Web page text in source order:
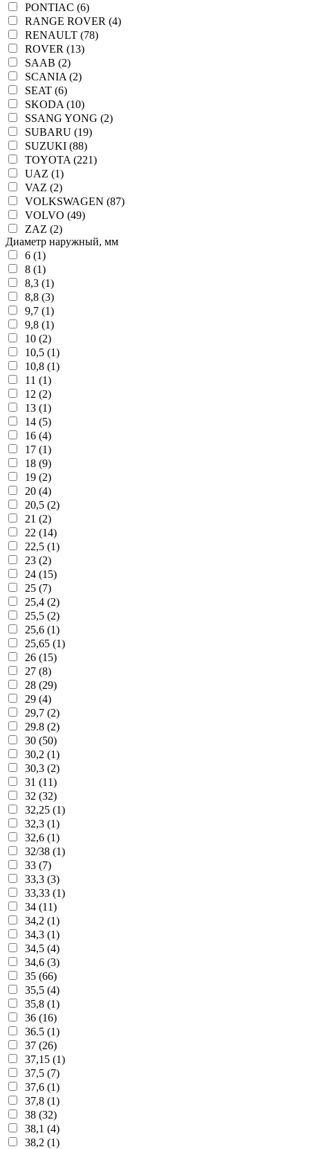
PONTIAC (6)
RANGE ROVER (4)
RENAULT (78)
ROVER (13)
SAAB (2)
SCANIA (2)
SEAT (6)
SKODA (10)
SSANG YONG (2)
SUBARU (19)
SUZUKI (88)
TOYOTA (221)
UAZ (1)
VAZ (2)
VOLKSWAGEN (87)
VOLVO (49)
ZAZ (2)
Диаметр наружный, мм
6 (1)
8 (1)
8,3 (1)
8,8 (3)
9,7 (1)
9,8 (1)
10 (2)
10,5 (1)
10,8 (1)
11 (1)
12 (2)
13 (1)
14 (5)
16 (4)
17 (1)
18 (9)
19 (2)
20 (4)
20,5 (2)
21 (2)
22 (14)
22,5 (1)
23 (2)
24 (15)
25 (7)
25,4 (2)
25,5 (2)
25,6 (1)
25,65 (1)
26 (15)
27 (8)
28 (29)
29 (4)
29,7 (2)
29.8 (2)
30 (50)
30,2 (1)
30,3 (2)
31 (11)
32 (32)
32,25 (1)
32,3 (1)
32,6 (1)
32/38 (1)
33 (7)
33,3 (3)
33,33 (1)
34 (11)
34,2 (1)
34,3 (1)
34,5 (4)
34,6 (3)
35 (66)
35,5 (4)
35,8 (1)
36 (16)
36.5 (1)
37 (26)
37,15 (1)
37,5 (7)
37,6 (1)
37,8 (1)
38 (32)
38,1 (4)
38,2 (1)